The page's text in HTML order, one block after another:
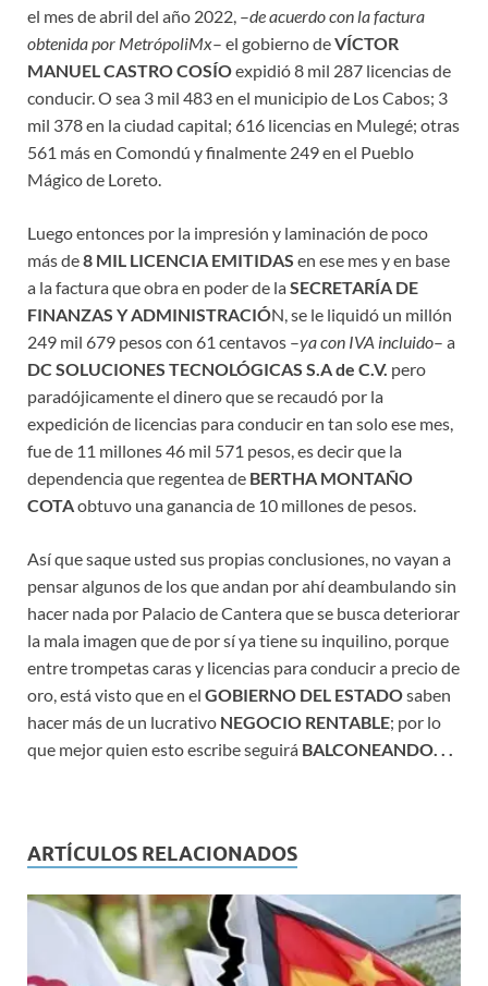
el mes de abril del año 2022, –de acuerdo con la factura
obtenida por MetrópoliMx– el gobierno deVÍCTOR
MANUEL CASTRO COSÍOexpidió 8 mil 287 licencias de
conducir. O sea 3 mil 483 en el municipio de Los Cabos; 3
mil 378 en la ciudad capital; 616 licencias en Mulegé; otras
561 más en Comondú y finalmente 249 en el Pueblo
Mágico de Loreto.
Luego entonces por la impresión y laminación de poco
más de8 MIL LICENCIA EMITIDAS en ese mes y en base
a la factura que obra en poder de laSECRETARÍA DE
FINANZAS Y ADMINISTRACIÓN, se le liquidó un millón
249 mil 679 pesos con 61 centavos –ya con IVA incluido– a
DC SOLUCIONES TECNOLÓGICAS S.A de C.V. pero
paradójicamente el dinero que se recaudó por la
expedición de licencias para conducir en tan solo ese mes,
fue de 11 millones 46 mil 571 pesos, es decir que la
dependencia que regentea de BERTHA MONTAÑO
COTAobtuvo una ganancia de 10 millones de pesos.
Así que saque usted sus propias conclusiones, no vayan a
pensar algunos de los que andan por ahí deambulando sin
hacer nada por Palacio de Cantera que se busca deteriorar
la mala imagen que de por sí ya tiene su inquilino, porque
entre trompetas caras y licencias para conducir a precio de
oro, está visto que en el GOBIERNO DEL ESTADOsaben
hacer más de un lucrativo NEGOCIO RENTABLE; por lo
que mejor quien esto escribe seguirá BALCONEANDO. . .
ARTÍCULOS RELACIONADOS